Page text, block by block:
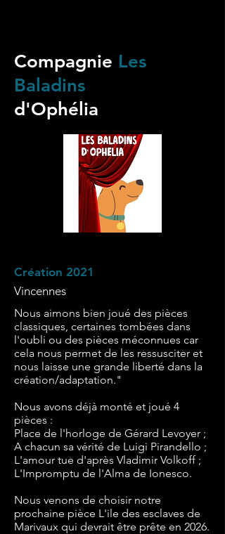
Compagnie Les
Baladins
d'Ophélia
Création 2021
Vincennes
Nous aimons bien joué des pièces
classiques, certaines tombées dans
l'oubli ou des pièces méconnues car
cela nous permet de les ressusciter et
nous laisse une grande liberté dans la
création/adaptation."
Nous avons déjà monté et joué 4
pièces :
Place de l'horloge de Gérard Levoyer ;
A chacun sa vérité de Luigi Pirandello ;
L'amour tue d'après Vladimir Volkoff ;
L'Impromptu de l'Alma de Ionesco.
Nous venons de choisir notre
prochaine pièce L'ile des esclaves de
Marivaux qui devrait être prête en 2026.